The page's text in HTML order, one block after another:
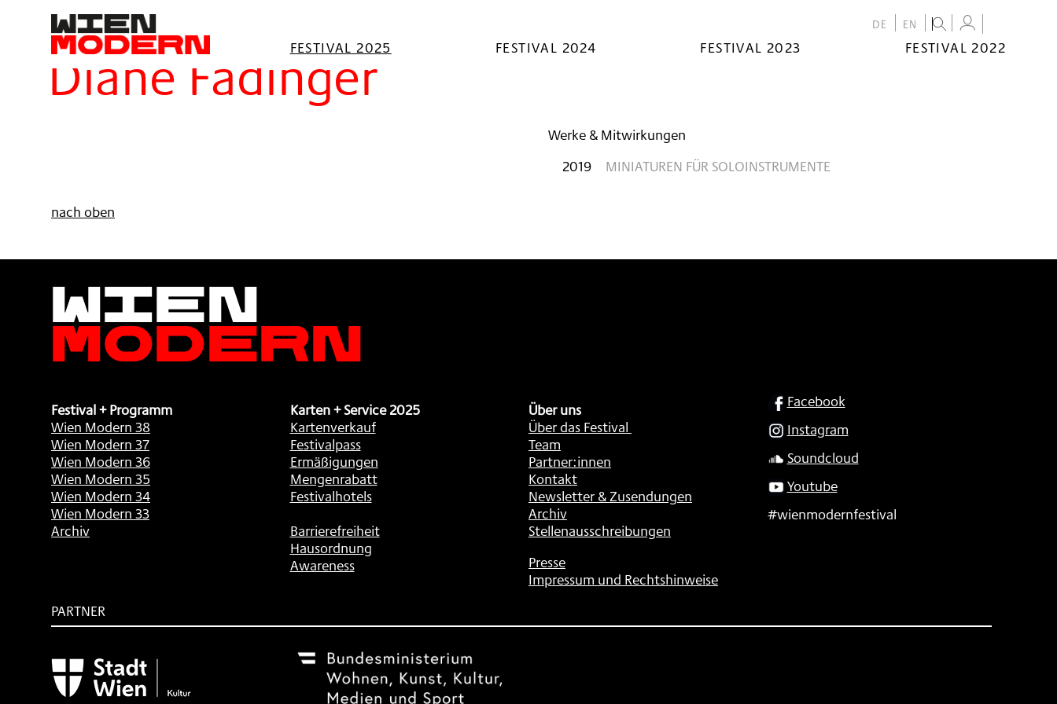
springen
DE EN
FESTIVAL 2025 FESTIVAL 2024 FESTIVAL 2023 FESTIVAL 2022
Filter
Diane Fadinger
Werke & Mitwirkungen
2019
MINIATUREN FÜR SOLOINSTRUMENTE
nach oben
Wien
Modern
Festival + Programm
Wien Modern 38
Wien Modern 37
Wien Modern 36
Wien Modern 35
Wien Modern 34
Wien Modern 33
Archiv
Karten + Service 2025
Kartenverkauf
Festivalpass
Ermäßigungen
Mengenrabatt
Festivalhotels
Barrierefreiheit
Hausordnung
Awareness
Über uns
Über das Festival
Team
Partner:innen
Kontakt
Newsletter & Zusendungen
Archiv
Stellenausschreibungen
Presse
Impressum und Rechtshinweise
SOCIAL
Facebook
Instagram
Soundcloud
Youtube
#wienmodernfestival
PARTNER